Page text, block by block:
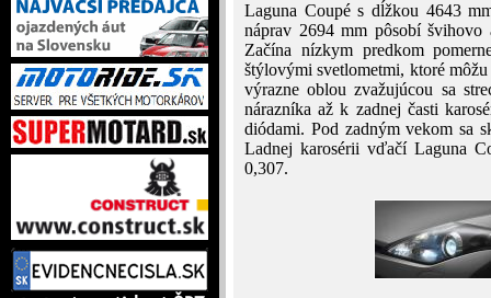
Laguna Coupé s dĺžkou 4643
náprav 2694 mm pôsobí švihovo
Začína nízkym predkom
štýlovými svetlometmi, ktoré
výrazne oblou zvažujúcou sa
nárazníka až k zadnej časti
diódami. Pod zadným vekom sa
Ladnej karosérii vďačí Laguna
0,307.